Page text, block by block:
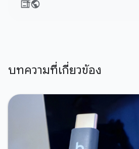
บทความที่เกี่ยวข้อง